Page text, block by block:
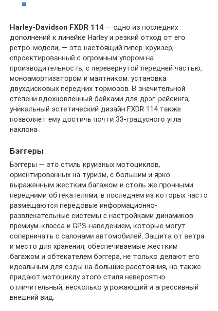
Harley-Davidson FXDR 114 — одно из последних
дополнений к линейке Harley и резкий отход от его
ретро-модели, — это настоящий гипер-круизер,
спроектированный с огромным упором на
производительность, с перевернутой передней частью,
моноамортизатором и маятником. установка
двухдисковых передних тормозов. В значительной
степени вдохновленный байками для дрэг-рейсинга,
уникальный эстетический дизайн FXDR 114 также
позволяет ему достичь почти 33-градусного угла
наклона.
Бэггеры
Бэггеры — это стиль круизных мотоциклов,
ориентированных на туризм, с большим и ярко
выраженным жестким багажом и столь же прочными
передними обтекателями, в последнем из которых часто
размещаются передовые информационно-
развлекательные системы с настройками динамиков
премиум-класса и GPS-наведением, которые могут
соперничать с салонами автомобилей. Защита от ветра
и место для хранения, обеспечиваемые жестким
багажом и обтекателем бэггера, не только делают его
идеальным для езды на большие расстояния, но также
придают мотоциклу этого стиля невероятно
отличительный, несколько угрожающий и агрессивный
внешний вид.